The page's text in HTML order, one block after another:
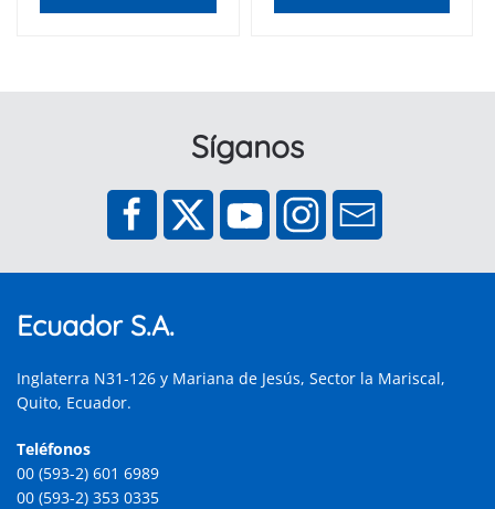
Síganos
Ecuador S.A.
Inglaterra N31-126 y Mariana de Jesús, Sector la Mariscal,
Quito, Ecuador.
Teléfonos
00 (593-2) 601 6989
00 (593-2) 353 0335